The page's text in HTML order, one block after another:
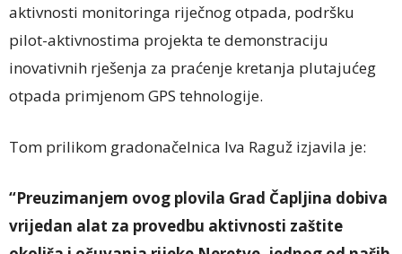
aktivnosti monitoringa riječnog otpada, podršku
pilot-aktivnostima projekta te demonstraciju
inovativnih rješenja za praćenje kretanja plutajućeg
otpada primjenom GPS tehnologije.
Tom prilikom gradonačelnica Iva Raguž izjavila je:
“Preuzimanjem ovog plovila Grad Čapljina dobiva
vrijedan alat za provedbu aktivnosti zaštite